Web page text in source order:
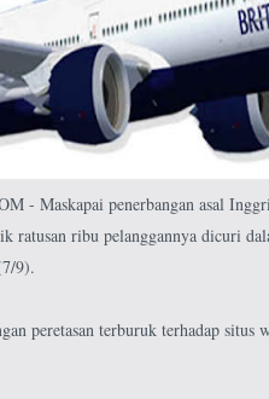
- Maskapai penerbangan asal
ratusan ribu pelanggannya dicuri
9).
peretasan terburuk terhadap